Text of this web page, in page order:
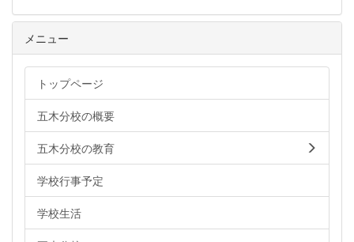
メニュー
トップページ
五木分校の概要
五木分校の教育
学校行事予定
学校生活